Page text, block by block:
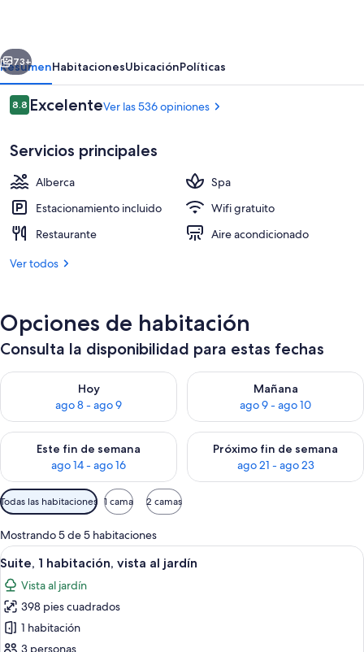
Se sirven comidas y cenas
Siguiente
73+
ResumenHabitacionesUbicaciónPolíticas
Opiniones
8.88.8 de 10,
ExcelenteVer las 536 opiniones
Servicios principales
Alberca
Spa
Estacionamiento incluido
Wifi gratuito
Restaurante
Aire acondicionado
Ver todos
Opciones de habitación
Consulta la disponibilidad para estas fechas
Hoy
ago 8 - ago 9
Consulta la disponibilidad para hoy ago 8 - ago 9
Mañana
ago 9 - ago 10
Consulta la disponibilidad
Este fin de semana
ago 14 - ago 16
Consulta la disponibilidad para este fin de semana ago 14 -
Próximo fin de semana
ago 21 - ago 23
Consulta la disponibilidad
Filtros
disponibles
para
las
habitaciones
Todas las habitaciones 1 cama 2 camas
Mostrando 5 de 5 habitaciones
Abrir
todas
las
fotos
de
Suite,
Una sala de estar moderna con un
8
Suite, 1 habitación, vista al jardín
Vista al jardín
398 pies cuadrados
1 habitación
3 personas